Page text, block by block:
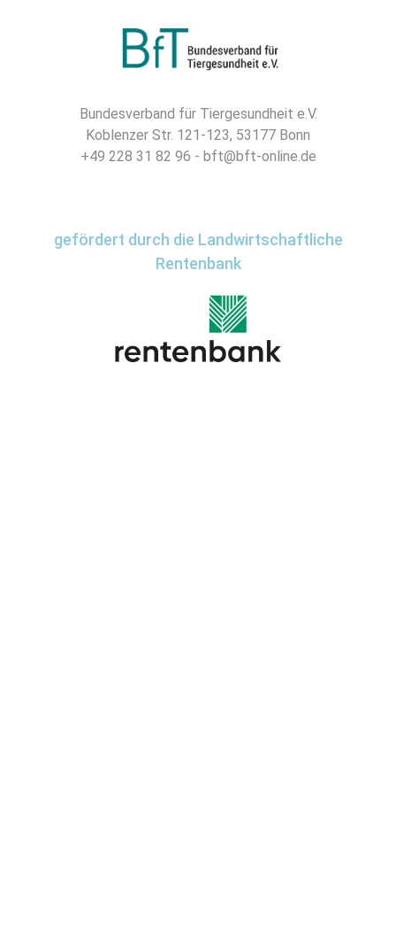
Bundesverband für Tiergesundheit e.V.
Koblenzer Str. 121-123, 53177 Bonn
+49 228 31 82 96 - bft@bft-online.de
gefördert durch die Landwirtschaftliche
Rentenbank